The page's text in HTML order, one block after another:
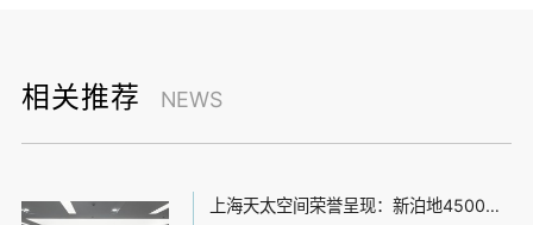
相关推荐 NEWS
上海天太空间荣誉呈现：新泊地4500㎡总部科研办公一体化空间圆满交付